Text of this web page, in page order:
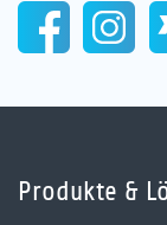
Produkte &